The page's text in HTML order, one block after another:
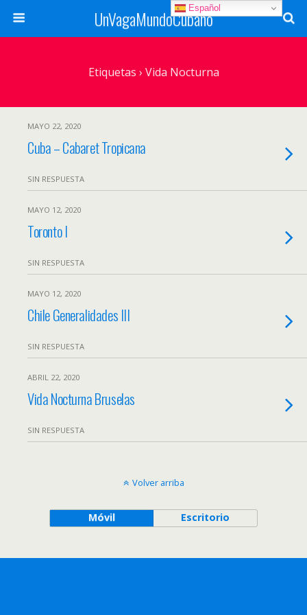
UnVagaMundoCubano
Etiquetas › Vida Nocturna
MAYO 22, 2020
Cuba – Cabaret Tropicana
SIN RESPUESTA
MAYO 12, 2020
Toronto I
SIN RESPUESTA
MAYO 12, 2020
Chile Generalidades III
SIN RESPUESTA
ABRIL 22, 2020
Vida Nocturna Bruselas
SIN RESPUESTA
Volver arriba
Móvil Escritorio
Español